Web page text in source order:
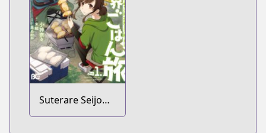
Suterare Seijo
no Isekai Gohan